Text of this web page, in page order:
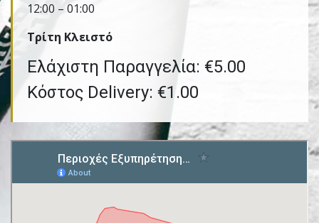
12:00 – 01:00
Τρίτη Kλειστό
Ελάχιστη Παραγγελία: €5.00
Κόστος Delivery: €1.00